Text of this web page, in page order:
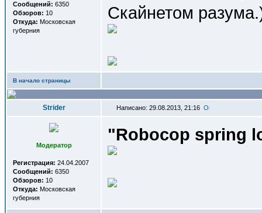
Сообщений: 6350
Обзоров: 10
Откуда: Московская
губерния
Скайнетом
В начало страницы
Strider Написано: 29.08.2013, 21:16
Модератор
Регистрация: 24.04.2007
Сообщений: 6350
Обзоров: 10
Откуда: Московская
губерния
"Robocop spring